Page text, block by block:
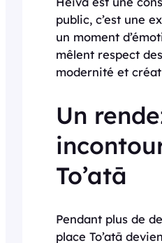
public, c’est une
un moment
mêlent respect
modernité et
Un
To’atā
Pendant plus de
place To’atā